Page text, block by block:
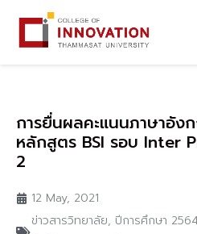
การยื่นผลคะแนนภาษาอัง
หลักสูตร BSI รอบ Inter
2
12 May, 2021
ข่าวสารวิทยาลัย, ปีการศึกษา 2564